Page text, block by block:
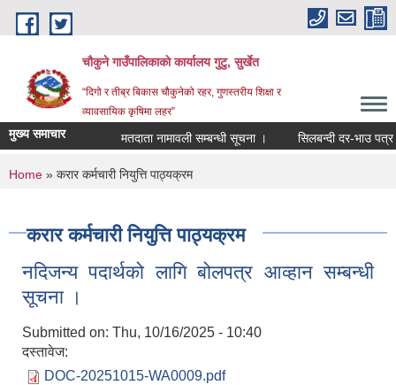
Skip to main content
चौकुने गाउँपालिकाकाे कार्यालय गुटु, सुर्खेत
“दिगो र तीब्र बिकास चौकुनेको रहर, गुणस्तरीय शिक्षा र
व्यावसायिक कृषिमा लहर”
मुख्य समाचार मतदाता नामावली सम्बन्धी सूचना । सिलबन्दी दर-भाउ पत्र
You are here
Home » करार कर्मचारी नियुत्ति पाठ्यक्रम
करार कर्मचारी नियुत्ति पाठ्यक्रम
नदिजन्य पदार्थको लागि बोलपत्र आव्हान सम्बन्धी
सूचना ।
Submitted on: Thu, 10/16/2025 - 10:40
दस्तावेज:
DOC-20251015-WA0009.pdf